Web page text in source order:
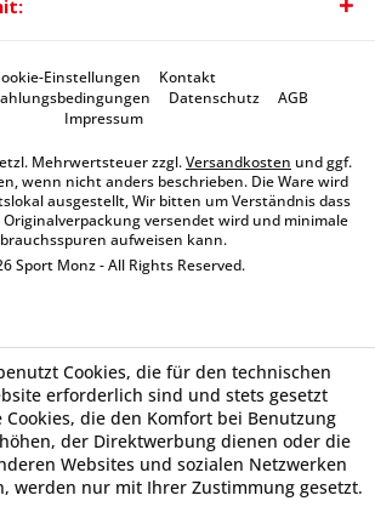
Einstellungen
Kontakt
Datenschutz
AGB
Impressum
Mehrwertsteuer zzgl.Versandkosten und ggf.
wenn nicht anders beschrieben. Die Ware wird
ausgestellt, Wir bitten um Verständnis dass
versendet wird und minimale
aufweisen kann.
Sport Monz - All Rights Reserved.
Cookies, die für den technischen
erforderlich sind und stets gesetzt
die den Komfort bei Benutzung
der Direktwerbung dienen oder die
Websites und sozialen Netzwerken
werden nur mit Ihrer Zustimmung gesetzt.